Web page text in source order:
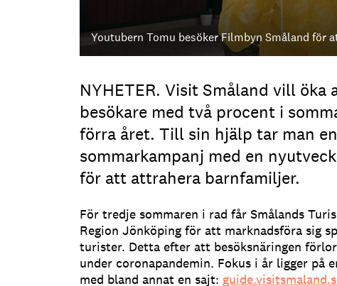
Youtubern Tomu besöker Filmbyn Småland för
NYHETER. Visit Småland vill öka
besökare med två procent i
förra året. Till sin hjälp tar man
sommarkampanj med en
för att attrahera barnfamiljer.
För tredje sommaren i rad får Smålands
Region Jönköping för att marknadsföra sig
turister. Detta efter att besöksnäringen
under coronapandemin. Fokus i år ligger på
med bland annat en sajt: